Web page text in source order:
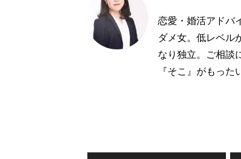
恋愛・婚活アドバ
ダメ女。低レベル
なり独立。ご相談
『そこ』がもった